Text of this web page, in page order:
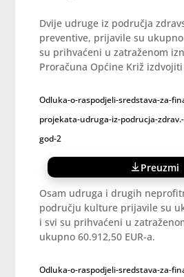
Dvije udruge iz područja
preventive, prijavile su
su prihvaćeni u zatraženom
Proračuna Općine Križ izdvojiti
Odluka-o-raspodjeli-sredstava-za-
projekata-udruga-iz-podrucja-
god-2
Preuzmi
Osam udruga i drugih
području kulture prijavile su
i svi su prihvaćeni u
ukupno 60.912,50 EUR-a.
Odluka-o-raspodjeli-sredstava-za-